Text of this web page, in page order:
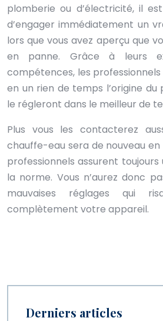
plomberie ou d’électricité, il
d’engager immédiatement un
lors que vous avez aperçu que
en panne. Grâce à leurs
compétences, les
en un rien de temps l’origine
le régleront dans le meilleur de
Plus vous les contacterez
chauffe-eau sera de nouveau en
professionnels assurent
la norme. Vous n’aurez donc
mauvaises réglages qui
complètement votre appareil.
Derniers articles